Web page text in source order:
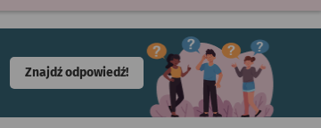
Znajdź odpowiedź!- otworzy się w nowej karcie